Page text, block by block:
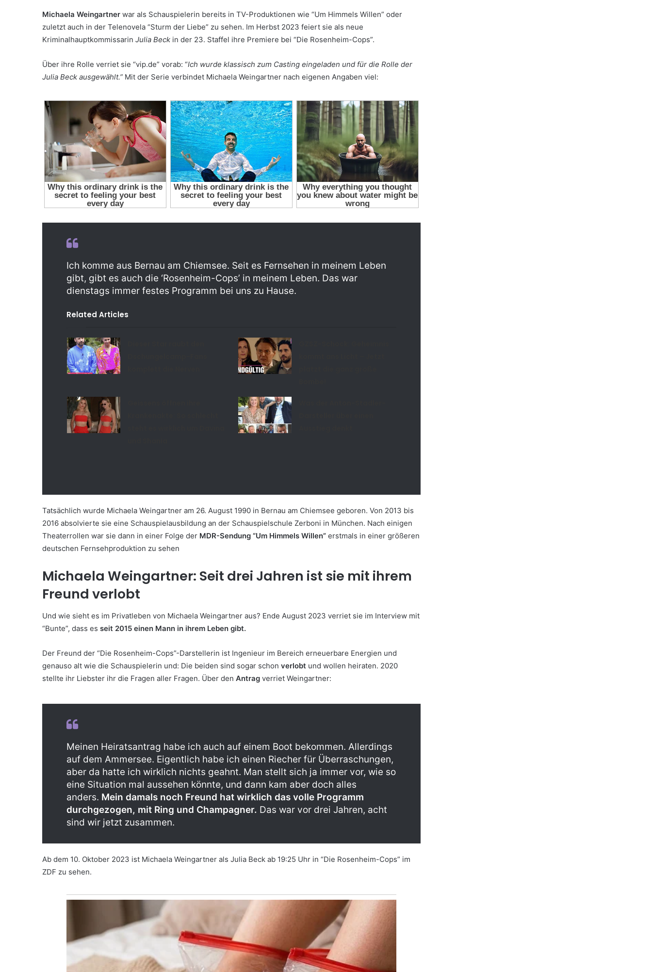
Michaela Weingartner war als Schauspielerin bereits in TV-Produktionen wie “Um Himmels Willen” oder
zuletzt auch in der Telenovela “Sturm der Liebe” zu sehen. Im Herbst 2023 feiert sie als neue
Kriminalhauptkommissarin Julia Beck in der 23. Staffel ihre Premiere bei “Die Rosenheim-Cops”.
Über ihre Rolle verriet sie “vip.de” vorab: “Ich wurde klassisch zum Casting eingeladen und für die Rolle der
Julia Beck ausgewählt.” Mit der Serie verbindet Michaela Weingartner nach eigenen Angaben viel:
Ich komme aus Bernau am Chiemsee. Seit es Fernsehen in meinem Leben
gibt, gibt es auch die ‘Rosenheim-Cops’ in meinem Leben. Das war
dienstags immer festes Programm bei uns zu Hause.
Related Articles
Tatsächlich wurde Michaela Weingartner am 26. August 1990 in Bernau am Chiemsee geboren. Von 2013 bis
2016 absolvierte sie eine Schauspielausbildung an der Schauspielschule Zerboni in München. Nach einigen
Theaterrollen war sie dann in einer Folge der MDR-Sendung “Um Himmels Willen” erstmals in einer größeren
deutschen Fernsehproduktion zu sehen
Michaela Weingartner: Seit drei Jahren ist sie mit ihrem
Freund verlobt
Und wie sieht es im Privatleben von Michaela Weingartner aus? Ende August 2023 verriet sie im Interview mit
“Bunte”, dass es seit 2015 einen Mann in ihrem Leben gibt.
Der Freund der “Die Rosenheim-Cops”-Darstellerin ist Ingenieur im Bereich erneuerbare Energien und
genauso alt wie die Schauspielerin und: Die beiden sind sogar schon verlobt und wollen heiraten. 2020
stellte ihr Liebster ihr die Fragen aller Fragen. Über den Antrag verriet Weingartner:
Meinen Heiratsantrag habe ich auch auf einem Boot bekommen. Allerdings
auf dem Ammersee. Eigentlich habe ich einen Riecher für Überraschungen,
aber da hatte ich wirklich nichts geahnt. Man stellt sich ja immer vor, wie so
eine Situation mal aussehen könnte, und dann kam aber doch alles
anders. Mein damals noch Freund hat wirklich das volle Programm
durchgezogen, mit Ring und Champagner. Das war vor drei Jahren, acht
sind wir jetzt zusammen.
Ab dem 10. Oktober 2023 ist Michaela Weingartner als Julia Beck ab 19:25 Uhr in “Die Rosenheim-Cops” im
ZDF zu sehen.